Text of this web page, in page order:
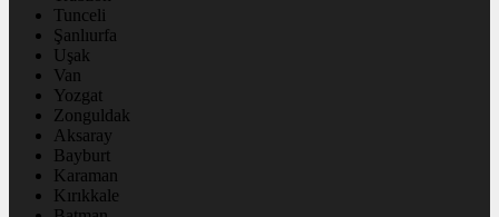
Tunceli
Şanlıurfa
Uşak
Van
Yozgat
Zonguldak
Aksaray
Bayburt
Karaman
Kırıkkale